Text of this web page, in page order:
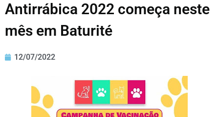
Antirrábica 2022 começa neste
mês em Baturité
12/07/2022